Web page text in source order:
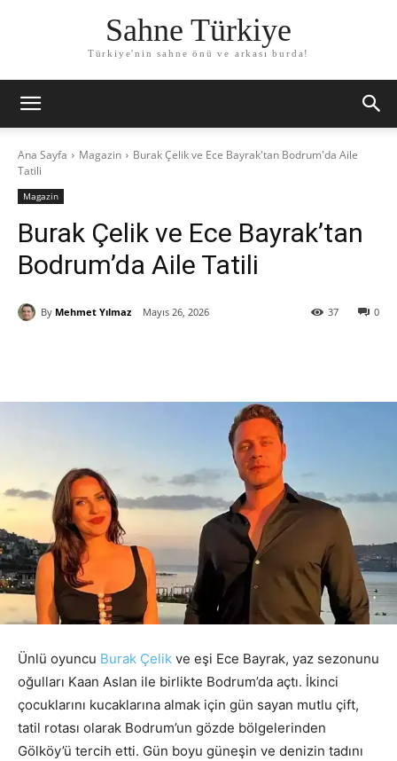
Sahne Türkiye
Türkiye'nin sahne önü ve arkası burda!
Ana Sayfa Magazin
Burak Çelik ve Ece Bayrak'tan Bodrum'da Aile
Tatili
Magazin
Burak Çelik ve Ece Bayrak’tan
Bodrum’da Aile Tatili
By Mehmet Yılmaz Mayıs 26, 2026 0
37
Ünlü oyuncu Burak Çelik ve eşi Ece Bayrak, yaz sezonunu
oğulları Kaan Aslan ile birlikte Bodrum’da açtı. İkinci
çocuklarını kucaklarına almak için gün sayan mutlu çift,
tatil rotası olarak Bodrum’un gözde bölgelerinden
Gölköy’ü tercih etti. Gün boyu güneşin ve denizin tadını